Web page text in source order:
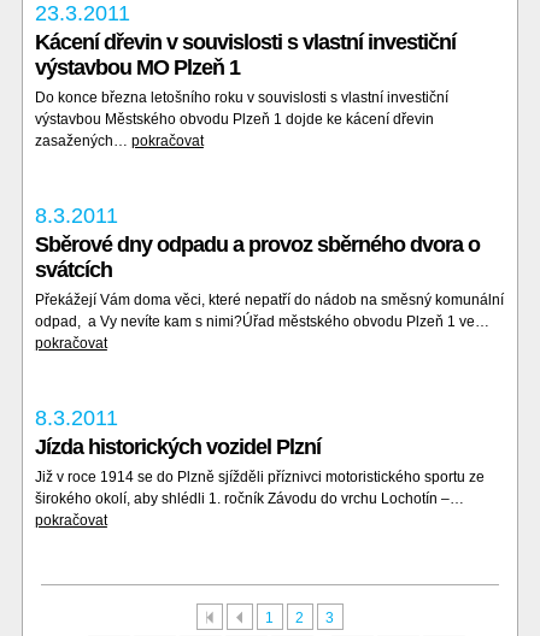
23.3.2011
Kácení dřevin v souvislosti s vlastní investiční
výstavbou MO Plzeň 1
Do konce března letošního roku v souvislosti s vlastní investiční
výstavbou Městského obvodu Plzeň 1 dojde ke kácení dřevin
zasažených… pokračovat
8.3.2011
Sběrové dny odpadu a provoz sběrného dvora o
svátcích
Překážejí Vám doma věci, které nepatří do nádob na směsný komunální
odpad, a Vy nevíte kam s nimi?Úřad městského obvodu Plzeň 1 ve…
pokračovat
8.3.2011
Jízda historických vozidel Plzní
Již v roce 1914 se do Plzně sjížděli příznivci motoristického sportu ze
širokého okolí, aby shlédli 1. ročník Závodu do vrchu Lochotín –…
pokračovat
PrvníPředchozí
1 2
3